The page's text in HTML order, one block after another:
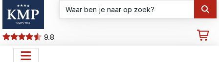
9.8